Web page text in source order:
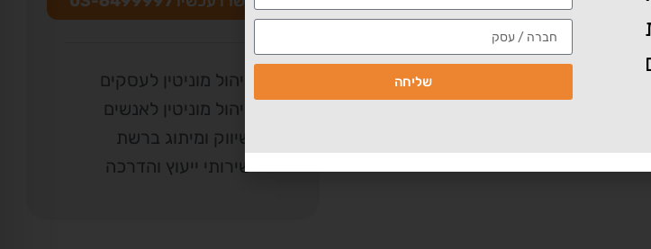
עד כמה העמוד רלוונטי עבורך?
ובינלאומית בתחום המיתוג האישי וניהול
ניהול מוניטין לעסקים
ניהול מוניטין לאנשים
שיווק ומיתוג ברשת
שירותי ייעוץ והדרכה
שליחה